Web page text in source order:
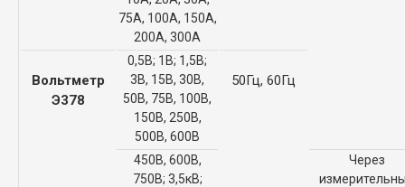
75А, 100А, 150А,
200А, 300А
Вольтметр
Э378
0,5В; 1В; 1,5В;
3В, 15В, 30В,
50В, 75В, 100В,
150В, 250В,
500В, 600В
50Гц, 60Гц
450В, 600В,
750В; 3,5кВ;
Через